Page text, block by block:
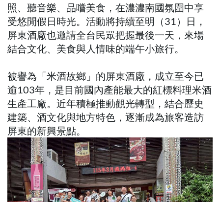
照、聽音樂、品嚐美食，在濃濃南國氛圍中享
受悠閒假日時光。活動將持續至明（31）日，
屏東酒廠也邀請全台民眾把握最後一天，來場
結合文化、美食與人情味的端午小旅行。
被譽為「米酒故鄉」的屏東酒廠，成立至今已
逾103年，是目前國內產能最大的紅標料理米酒
生產工廠。近年積極推動觀光轉型，結合歷史
建築、酒文化與地方特色，逐漸成為旅客造訪
屏東的新興景點。